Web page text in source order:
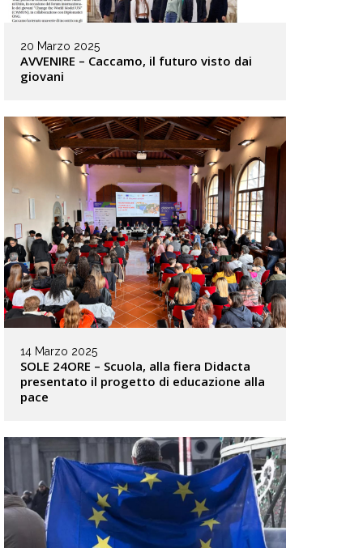
20 Marzo 2025
AVVENIRE – Caccamo, il futuro visto dai
giovani
14 Marzo 2025
SOLE 24ORE – Scuola, alla fiera Didacta
presentato il progetto di educazione alla
pace